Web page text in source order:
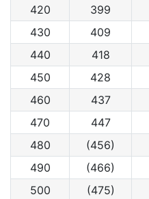
420
399
430
409
440
418
450
428
460
437
470
447
480
(456)
490
(466)
500
(475)